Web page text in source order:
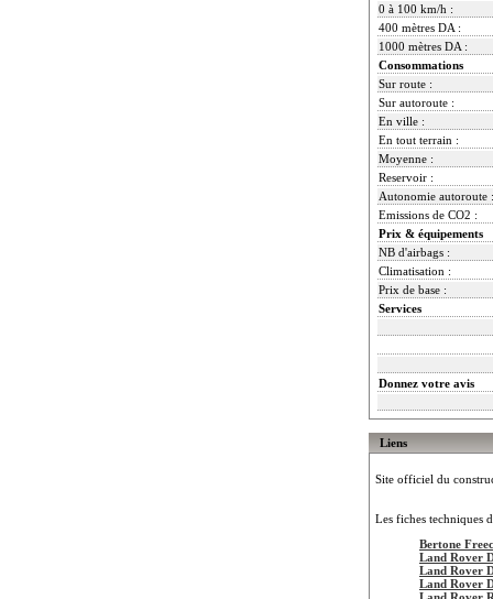
0 à 100 km/h :
400 mètres DA :
1000 mètres DA :
Consommations
Sur route :
Sur autoroute :
En ville :
En tout terrain :
Moyenne :
Reservoir :
Autonomie autoroute :
Emissions de CO2 :
Prix & équipements
NB d'airbags :
Climatisation :
Prix de base :
Services
Donnez votre avis
Liens
Site officiel du
Les fiches techniques
Bertone
Land Rover
Land Rover
Land Rover